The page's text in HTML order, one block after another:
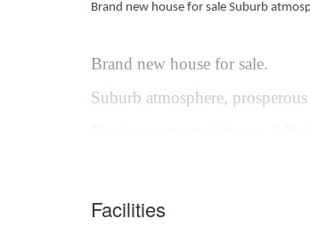
Brand new house for sale Suburb
Brand new house for sale.
Suburb atmosphere,
lovers and has a wide area.
large area, near Airport U-
Facilities